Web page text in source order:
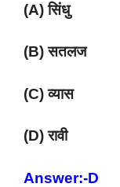
(A) सिंधु
(B) सतलज
(C) व्यास
(D) रावी
Answer:-D